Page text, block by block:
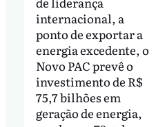
internacional, a
ponto de exportar a
energia excedente, o
Novo PAC prevê o
investimento de R$
75,7 bilhões em
geração de energia,